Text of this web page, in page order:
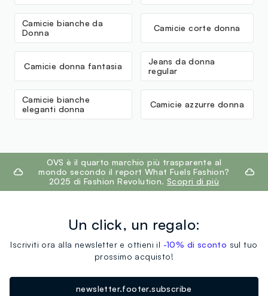
Camicie bianche da
Donna
Camicie corte donna
Camicie donna fantasia
Jeans da donna
regular
Camicie bianche
eleganti donna
Camicie azzurre donna
footer.ariatitleOVS è il quarto marchio più trasparente al
mondo secondo il report What Fuels Fashion?
2025 di Fashion Revolution. Scopri di più
Un click, un regalo:
Iscriviti ora alla newsletter e ottieni il -10% di sconto sul tuo
prossimo acquisto!
newsletter.footer.subscribe